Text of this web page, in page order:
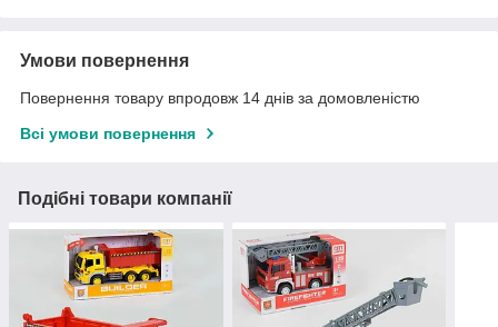
Умови повернення
Повернення товару впродовж 14 днів за домовленістю
Всі умови повернення
Подібні товари компанії